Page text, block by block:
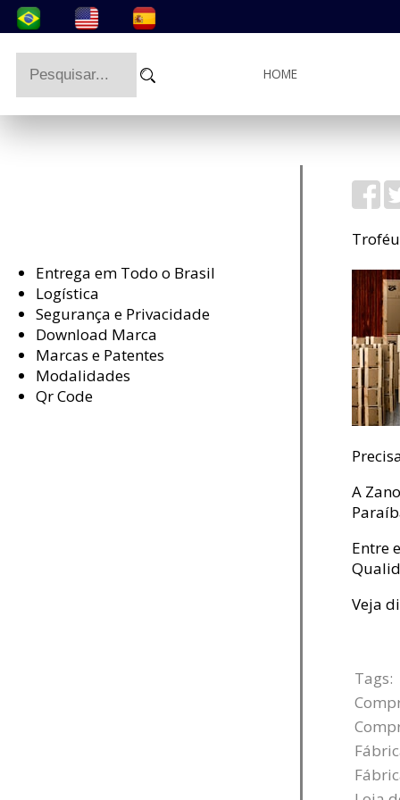
HOME
Entrega em Todo o Brasil
Logística
Segurança e Privacidade
Download Marca
Marcas e Patentes
Modalidades
Qr Code
A
Entre
Veja
Tags: